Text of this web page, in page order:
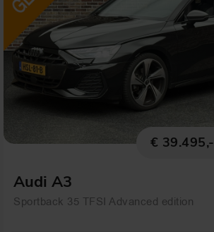
€ 39.495,-
Audi A3
Sportback 35 TFSI Advanced edition